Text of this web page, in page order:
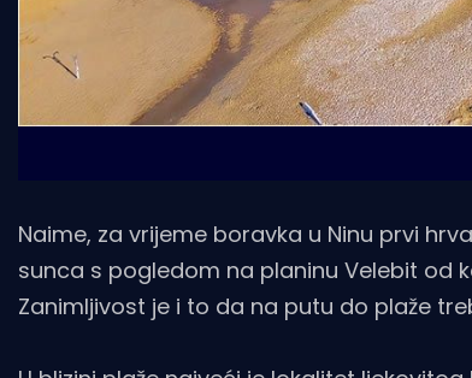
Naime, za vrijeme boravka u Ninu prvi
sunca s pogledom na planinu Velebit od
Zanimljivost je i to da na putu do plaže